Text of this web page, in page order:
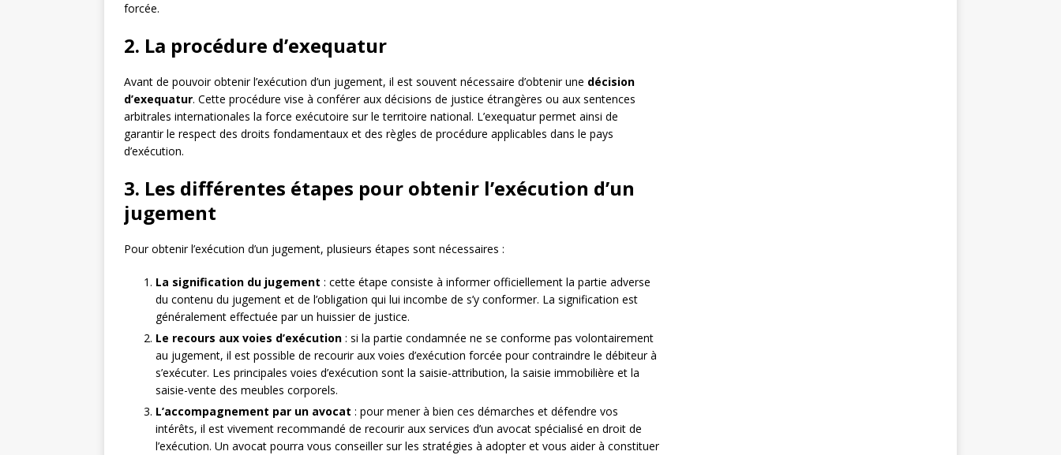
forcée.
2. La procédure d’exequatur
Avant de pouvoir obtenir l’exécution d’un jugement, il est souvent nécessaire d’obtenir une décision
d’exequatur. Cette procédure vise à conférer aux décisions de justice étrangères ou aux sentences
arbitrales internationales la force exécutoire sur le territoire national. L’exequatur permet ainsi de
garantir le respect des droits fondamentaux et des règles de procédure applicables dans le pays
d’exécution.
3. Les différentes étapes pour obtenir l’exécution d’un
jugement
Pour obtenir l’exécution d’un jugement, plusieurs étapes sont nécessaires :
La signification du jugement : cette étape consiste à informer officiellement la partie adverse
du contenu du jugement et de l’obligation qui lui incombe de s’y conformer. La signification est
généralement effectuée par un huissier de justice.
Le recours aux voies d’exécution : si la partie condamnée ne se conforme pas volontairement
au jugement, il est possible de recourir aux voies d’exécution forcée pour contraindre le débiteur à
s’exécuter. Les principales voies d’exécution sont la saisie-attribution, la saisie immobilière et la
saisie-vente des meubles corporels.
L’accompagnement par un avocat : pour mener à bien ces démarches et défendre vos
intérêts, il est vivement recommandé de recourir aux services d’un avocat spécialisé en droit de
l’exécution. Un avocat pourra vous conseiller sur les stratégies à adopter et vous aider à constituer